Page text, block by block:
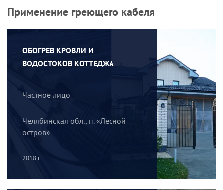
Применение греющего кабеля
ОБОГРЕВ КРОВЛИ И
ВОДОСТОКОВ КОТТЕДЖА
Частное лицо
Челябинская обл., п. «Лесной
остров»
2018 г.